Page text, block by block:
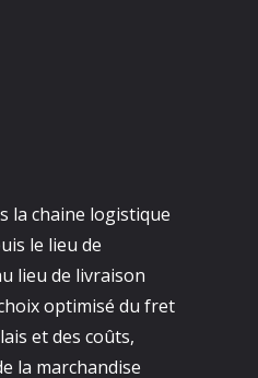
la chaine logistique
le lieu de
lieu de livraison
optimisé du fret
et des coûts,
la marchandise